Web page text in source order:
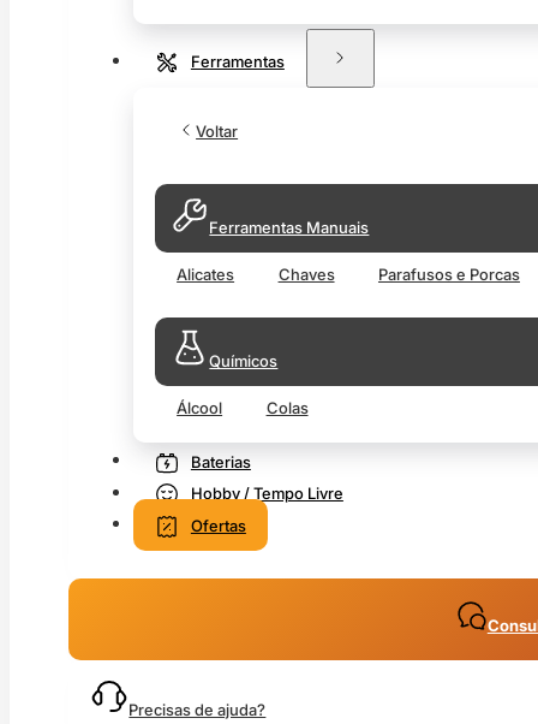
Ferramentas
Voltar
Ferramentas Manuais
Alicates Chaves Parafusos e Porcas
Químicos
Álcool Colas
Baterias
Hobby / Tempo Livre
Ofertas
Precisas de ajuda?